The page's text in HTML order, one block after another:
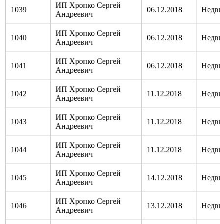
1039
ИП Хропко Сергей
Андреевич
06.12.2018
1040
ИП Хропко Сергей
Андреевич
06.12.2018
1041
ИП Хропко Сергей
Андреевич
06.12.2018
1042
ИП Хропко Сергей
Андреевич
11.12.2018
1043
ИП Хропко Сергей
Андреевич
11.12.2018
1044
ИП Хропко Сергей
Андреевич
11.12.2018
1045
ИП Хропко Сергей
Андреевич
14.12.2018
1046
ИП Хропко Сергей
Андреевич
13.12.2018